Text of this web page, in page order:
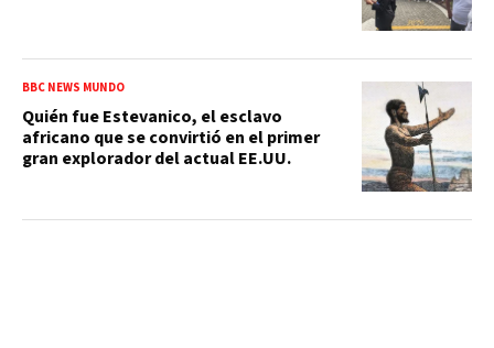
BBC NEWS MUNDO
Quién fue Estevanico, el esclavo
africano que se convirtió en el primer
gran explorador del actual EE.UU.